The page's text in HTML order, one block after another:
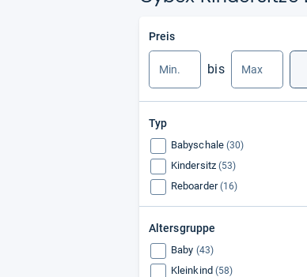
Preis
bis
Typ
Babyschale (30)
Kindersitz (53)
Reboarder (16)
Altersgruppe
Baby (43)
Kleinkind (58)